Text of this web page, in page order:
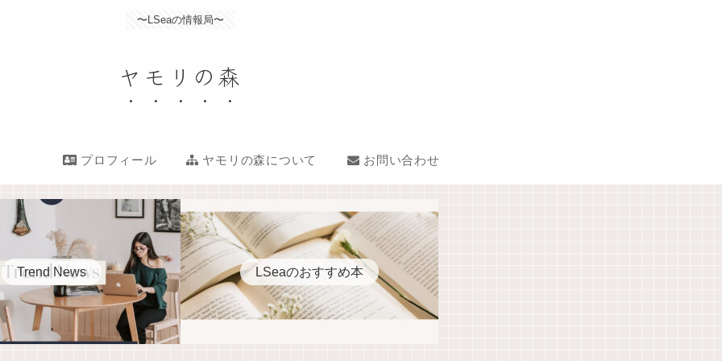
〜LSeaの情報局〜
ヤモリの森
プロフィール ヤモリの森について お問い合わせ
Trend News LSeaのおすすめ本